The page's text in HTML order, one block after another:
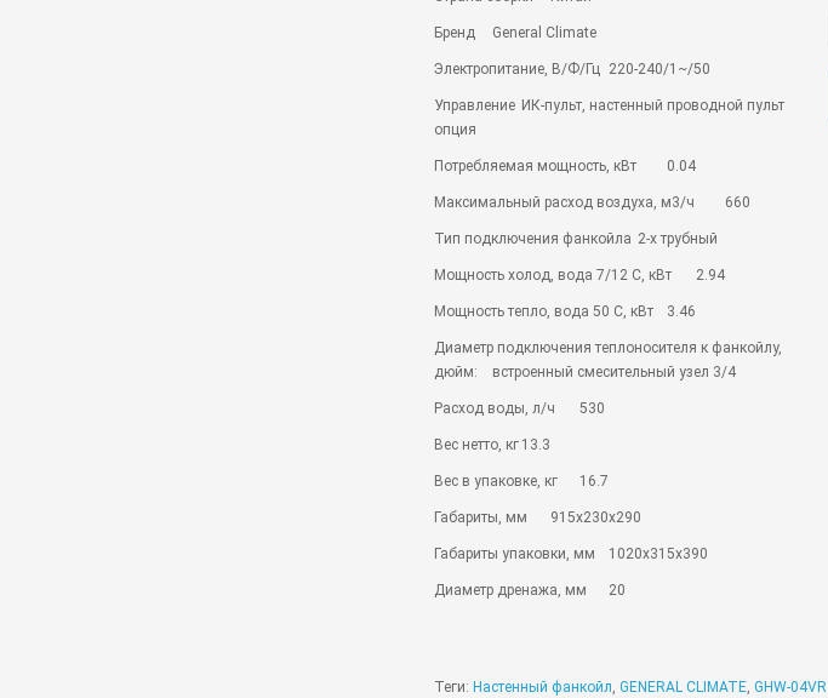
Бренд General Climate
Электропитание, В/Ф/Гц 220-240/1~/50
Управление ИК-пульт, настенный проводной пульт
опция
Потребляемая мощность, кВт 0.04
Максимальный расход воздуха, м3/ч 660
Тип подключения фанкойла 2-х трубный
Мощность холод, вода 7/12 С, кВт 2.94
Мощность тепло, вода 50 С, кВт 3.46
Диаметр подключения теплоносителя к фанкойлу,
дюйм:
встроенный смесительный узел 3/4
Расход воды, л/ч 530
Вес нетто, кг 13.3
Вес в упаковке, кг 16.7
Габариты, мм 915х230х290
Габариты упаковки, мм 1020х315х390
Диаметр дренажа, мм 20
Теги: Настенный фанкойл, GENERAL CLIMATE, GHW-04VR